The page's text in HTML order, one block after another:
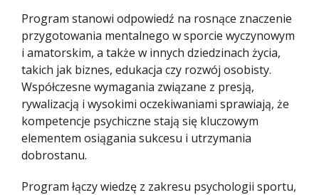
Program stanowi odpowiedź na rosnące znaczenie
przygotowania mentalnego w sporcie wyczynowym
i amatorskim, a także w innych dziedzinach życia,
takich jak biznes, edukacja czy rozwój osobisty.
Współczesne wymagania związane z presją,
rywalizacją i wysokimi oczekiwaniami sprawiają, że
kompetencje psychiczne stają się kluczowym
elementem osiągania sukcesu i utrzymania
dobrostanu.
Program łączy wiedzę z zakresu psychologii sportu,